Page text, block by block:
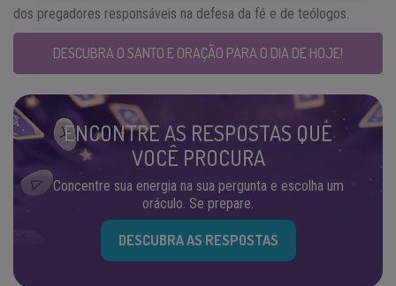
dos pregadores responsáveis na defesa da fé e de teólogos.
DESCUBRA O SANTO E ORAÇÃO PARA O DIA DE HOJE!
ENCONTRE AS RESPOSTAS QUE
VOCÊ PROCURA
Concentre sua energia na sua pergunta e escolha um
oráculo. Se prepare.
DESCUBRA AS RESPOSTAS